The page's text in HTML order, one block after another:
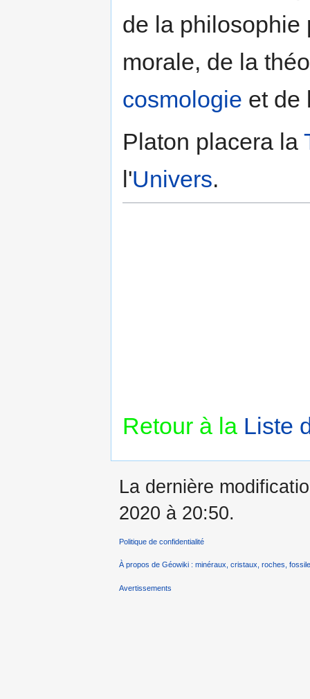
de la philosophie
morale, de la
cosmologie et de
Platon placera la
l'Univers.
Retour à la Liste
La dernière
2020 à 20:50.
Politique de confidentialité
À propos de Géowiki : minéraux, cristaux, roches,
Avertissements